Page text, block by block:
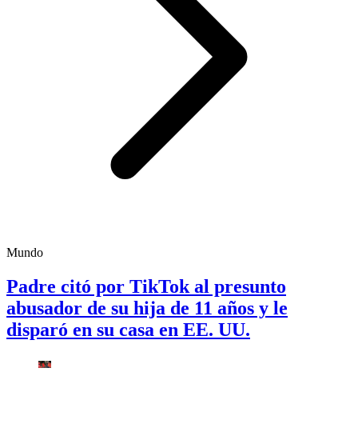
Mundo
Padre citó por TikTok al presunto
abusador de su hija de 11 años y le
disparó en su casa en EE. UU.